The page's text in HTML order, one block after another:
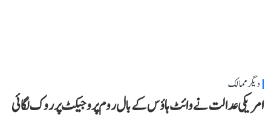
دیگر ممالک
امریکی عدالت نے وائٹ ہاؤس کے بال روم پروجیکٹ پر روک لگائی